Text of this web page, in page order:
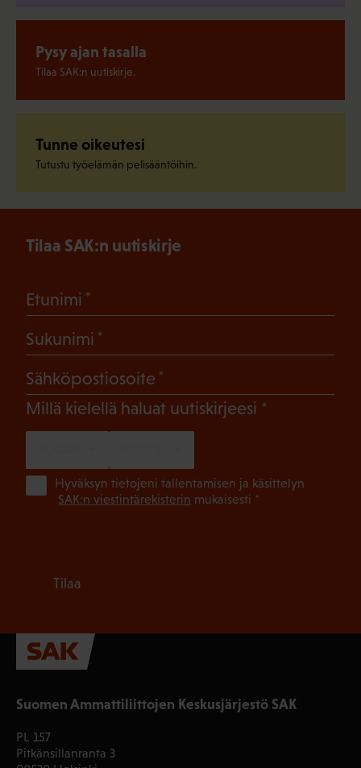
Pysy ajan tasalla
Tilaa SAK:n uutiskirje.
Tunne oikeutesi
Tutustu työelämän pelisääntöihin.
Suomen Ammattiliittojen Keskusjärjestö SAK
PL 157
Pitkänsillanranta 3
Tilaa SAK:n uutiskirje
Etunimi
Sukunimi
Sähköpostiosoite
Millä kielellä haluat uutiskirjeesi (Pakollinen)
Hyväksyn tietojeni tallentamisen ja käsittelyn
SAK:n viestintärekisterin mukaisesti *
Tilaa